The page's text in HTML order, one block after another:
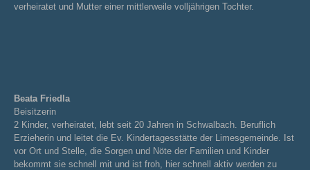
verheiratet und Mutter einer mittlerweile volljährigen Tochter.
Beata Friedla
Beisitzerin
2 Kinder, verheiratet, lebt seit 20 Jahren in Schwalbach. Beruflich
Erzieherin und leitet die Ev. Kindertagesstätte der Limesgemeinde. Ist
vor Ort und Stelle, die Sorgen und Nöte der Familien und Kinder
bekommt sie schnell mit und ist froh, hier schnell aktiv werden zu